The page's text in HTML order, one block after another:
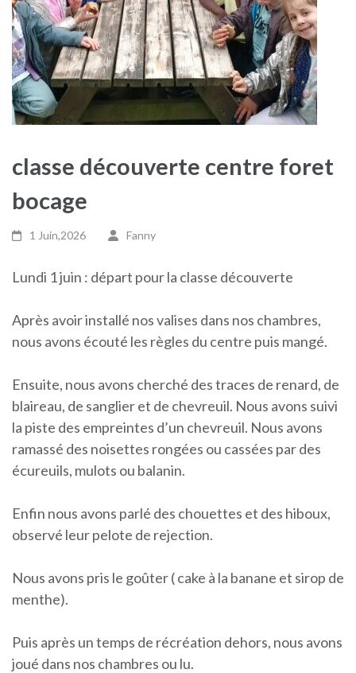
classe découverte centre foret
bocage
1 Juin,2026 Fanny
Lundi 1 juin : départ pour la classe découverte
Après avoir installé nos valises dans nos chambres,
nous avons écouté les règles du centre puis mangé.
Ensuite, nous avons cherché des traces de renard, de
blaireau, de sanglier et de chevreuil. Nous avons suivi
la piste des empreintes d’un chevreuil. Nous avons
ramassé des noisettes rongées ou cassées par des
écureuils, mulots ou balanin.
Enfin nous avons parlé des chouettes et des hiboux,
observé leur pelote de rejection.
Nous avons pris le goûter ( cake à la banane et sirop de
menthe).
Puis après un temps de récréation dehors, nous avons
joué dans nos chambres ou lu.